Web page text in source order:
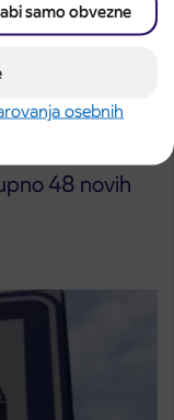
samo obvezne
osebnih
48 novih